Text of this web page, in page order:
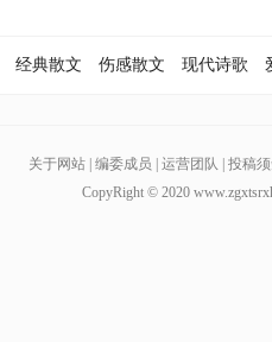
经典散文 伤感散文 现代诗歌
关于网站 编委成员 运营团队
投稿
CopyRight © 2020